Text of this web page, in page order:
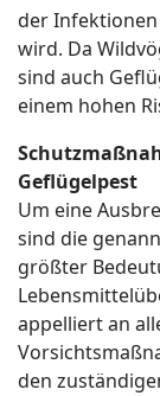
der Infektionen
wird. Da
sind auch
einem hohen
Geflügelpest
Um eine
sind die
größter
appelliert an
den